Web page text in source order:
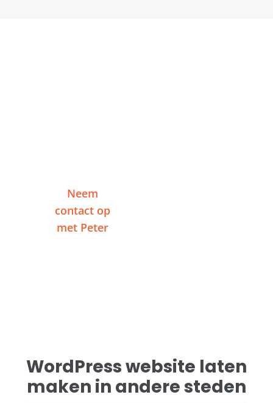
Neem
contact op
met Peter
WordPress website laten
maken in andere steden